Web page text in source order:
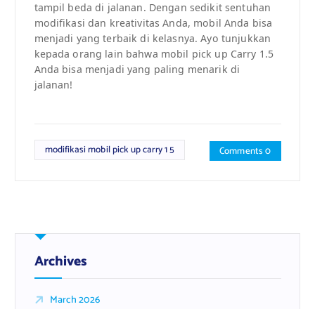
tampil beda di jalanan. Dengan sedikit sentuhan
modifikasi dan kreativitas Anda, mobil Anda bisa
menjadi yang terbaik di kelasnya. Ayo tunjukkan
kepada orang lain bahwa mobil pick up Carry 1.5
Anda bisa menjadi yang paling menarik di
jalanan!
modifikasi mobil pick up carry 1 5 Comments 0
Archives
March 2026